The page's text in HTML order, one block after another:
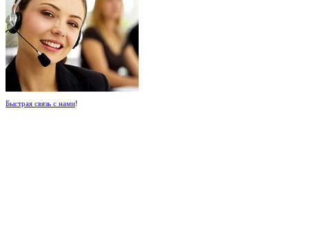
Быстрая связь с нами!